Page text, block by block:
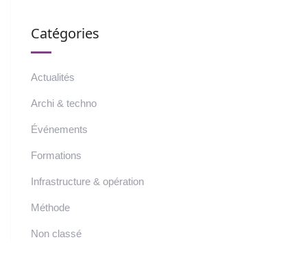
Catégories
Actualités
Archi & techno
Événements
Formations
Infrastructure & opération
Méthode
Non classé